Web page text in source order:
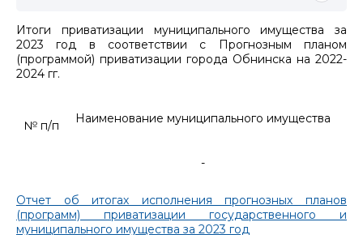
Итоги приватизации муниципального имущества за
2023 год в соответствии с Прогнозным планом
(программой) приватизации города Обнинска на 2022-
2024 гг.
№ п/п Наименование муниципального имущества
-
Отчет об итогах исполнения прогнозных планов
(программ) приватизации государственного и
муниципального имущества за 2023 год